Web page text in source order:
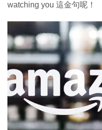
watching you 這金句呢！